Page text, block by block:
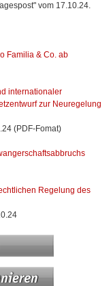
vom 17.10.24.
Familia & Co. ab
internationaler
zur Neuregelung
(PDF-Fomat)
Regelung des